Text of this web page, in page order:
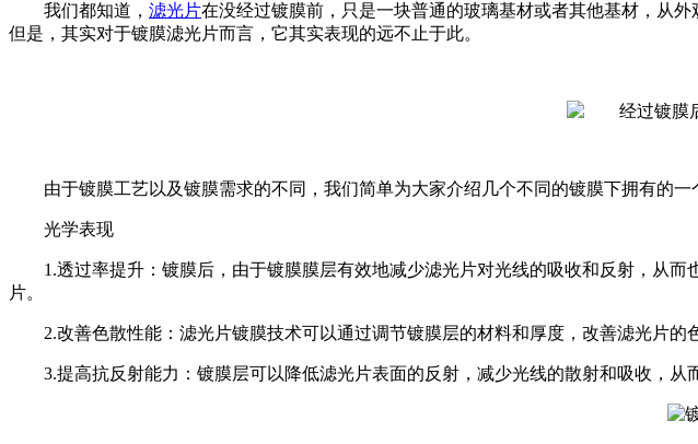
我们都知道， 滤光片在没经过镀膜前，只是一块普通的玻璃基材或者其他基材，从
但是，其实对于镀膜滤光片而言，它其实表现的远不止于此。
由于镀膜工艺以及镀膜需求的不同，我们简单为大家介绍几个不同的镀膜下拥有的一
光学表现
1.透过率提升：镀膜后，由于镀膜膜层有效地减少滤光片对光线的吸收和反射，从
片。
2.改善色散性能：滤光片镀膜技术可以通过调节镀膜层的材料和厚度，改善滤光片
3.提高抗反射能力：镀膜层可以降低滤光片表面的反射，减少光线的散射和吸收，